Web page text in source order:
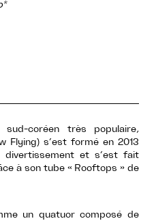
coréen très populaire,
Flying) s’est formé en 2013
divertissement et s’est fait
à son tube « Rooftops » de
un quatuor composé de